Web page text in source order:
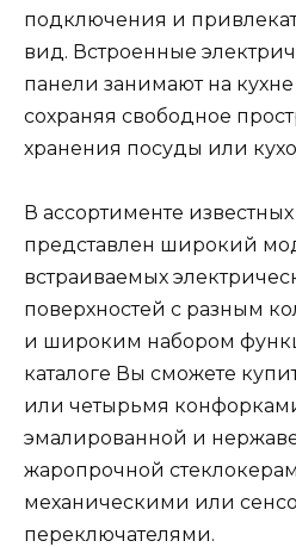
подключения и
вид. Встроенные
панели занимают на
сохраняя свободное
хранения посуды или
В ассортименте
представлен широкий
встраиваемых
поверхностей с разным
и широким набором
каталоге Вы сможете
или четырьмя
эмалированной и
жаропрочной
механическими или
переключателями.